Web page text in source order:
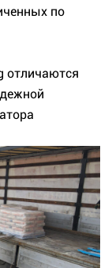
по
отличаются